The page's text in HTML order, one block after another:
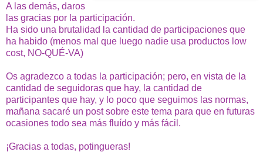
A las demás, daros
las gracias por la participación.
Ha sido una brutalidad la cantidad de participaciones que
ha habido (menos mal que luego nadie usa productos low
cost, NO-QUÉ-VA)
Os agradezco a todas la participación; pero, en vista de la
cantidad de seguidoras que hay, la cantidad de
participantes que hay, y lo poco que seguimos las normas,
mañana sacaré un post sobre este tema para que en futuras
ocasiones todo sea más fluído y más fácil.
¡Gracias a todas, potingueras!